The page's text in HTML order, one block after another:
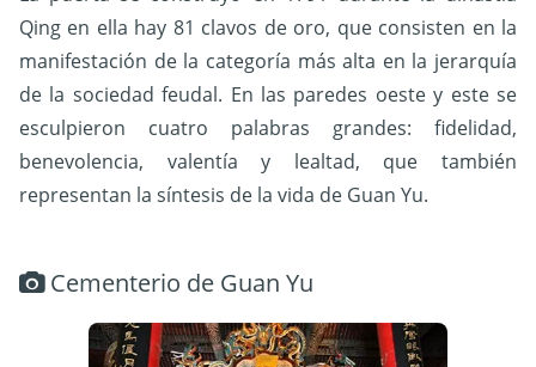
Qing en ella hay 81 clavos de oro, que consisten en la
manifestación de la categoría más alta en la jerarquía
de la sociedad feudal. En las paredes oeste y este se
esculpieron cuatro palabras grandes: fidelidad,
benevolencia, valentía y lealtad, que también
representan la síntesis de la vida de Guan Yu.
Cementerio de Guan Yu